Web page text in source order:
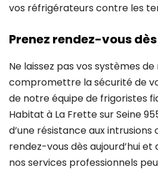
vos réfrigérateurs contre les
Prenez rendez-vous
Ne laissez pas vos systèmes
compromettre la sécurité de
de notre équipe de frigoristes
Habitat à La Frette sur Seine
d’une résistance aux intrusions
rendez-vous dès aujourd’hui
nos services professionnels